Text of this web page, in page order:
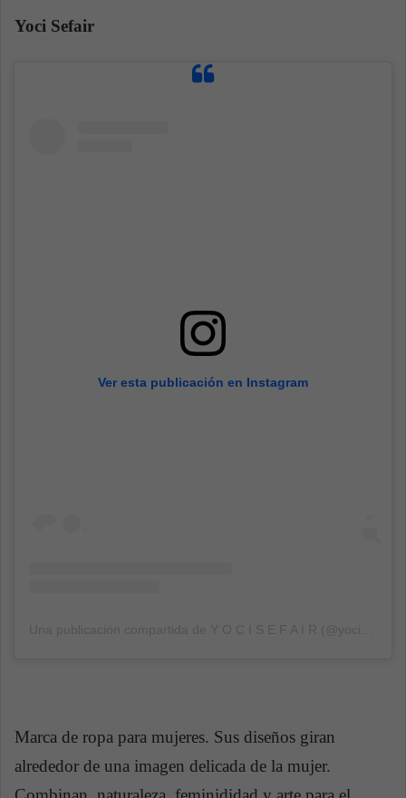
Yoci Sefair
Ver esta publicación en Instagram
Marca de ropa para mujeres. Sus diseños giran
alrededor de una imagen delicada de la mujer.